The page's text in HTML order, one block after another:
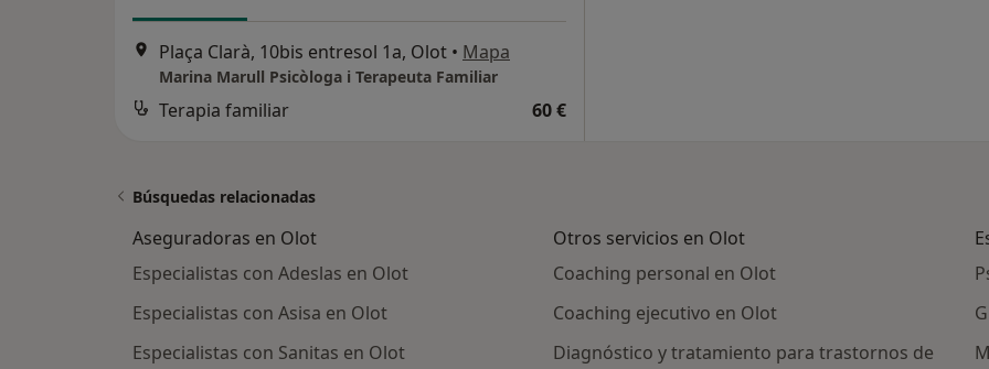
Plaça Clarà, 10bis entresol 1a, Olot • Mapa
Marina Marull Psicòloga i Terapeuta Familiar
Terapia familiar 60 €
Búsquedas relacionadas
Aseguradoras en Olot
Especialistas con Adeslas en Olot
Especialistas con Asisa en Olot
Especialistas con Sanitas en Olot
Otros servicios en Olot
Coaching personal en Olot
Coaching ejecutivo en Olot
Diagnóstico y tratamiento para trastornos de